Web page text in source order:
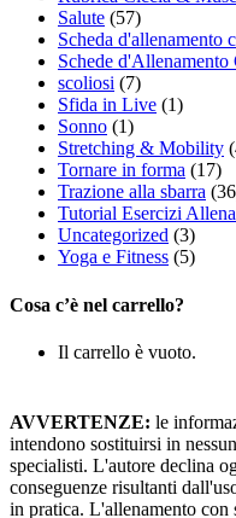
Salute (57)
Scheda d'allenamento
Schede d'Allenamento
scoliosi (7)
Sfida in Live (1)
Sonno (1)
Stretching & Mobility
Tornare in forma (17)
Trazione alla sbarra
Tutorial Esercizi
Uncategorized (3)
Yoga e Fitness (5)
Cosa c’è nel carrello?
Il carrello è vuoto.
AVVERTENZE: le
intendono sostituirsi in
specialisti. L'autore declina
conseguenze risultanti
in pratica. L'allenamento con